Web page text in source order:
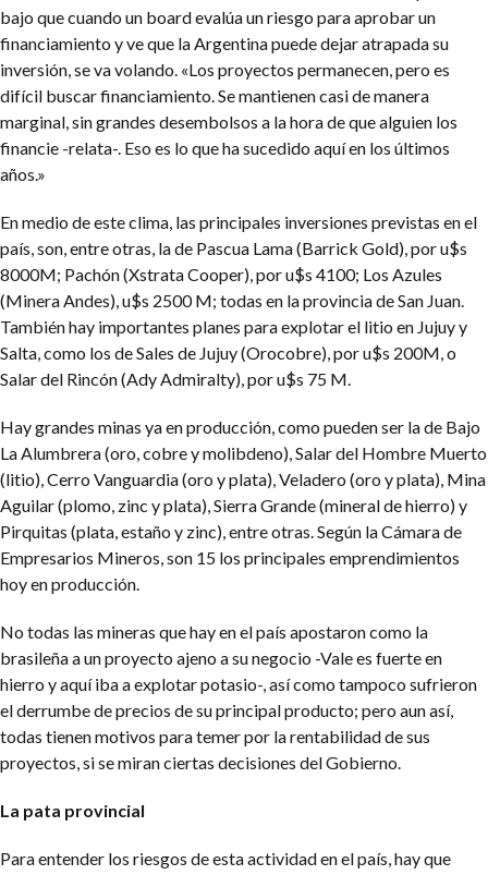
bajo que cuando un board evalúa un riesgo para aprobar un
financiamiento y ve que la Argentina puede dejar atrapada su
inversión, se va volando. «Los proyectos permanecen, pero es
difícil buscar financiamiento. Se mantienen casi de manera
marginal, sin grandes desembolsos a la hora de que alguien los
financie -relata-. Eso es lo que ha sucedido aquí en los últimos
años.»
En medio de este clima, las principales inversiones previstas en el
país, son, entre otras, la de Pascua Lama (Barrick Gold), por u$s
8000M; Pachón (Xstrata Cooper), por u$s 4100; Los Azules
(Minera Andes), u$s 2500 M; todas en la provincia de San Juan.
También hay importantes planes para explotar el litio en Jujuy y
Salta, como los de Sales de Jujuy (Orocobre), por u$s 200M, o
Salar del Rincón (Ady Admiralty), por u$s 75 M.
Hay grandes minas ya en producción, como pueden ser la de Bajo
La Alumbrera (oro, cobre y molibdeno), Salar del Hombre Muerto
(litio), Cerro Vanguardia (oro y plata), Veladero (oro y plata), Mina
Aguilar (plomo, zinc y plata), Sierra Grande (mineral de hierro) y
Pirquitas (plata, estaño y zinc), entre otras. Según la Cámara de
Empresarios Mineros, son 15 los principales emprendimientos
hoy en producción.
No todas las mineras que hay en el país apostaron como la
brasileña a un proyecto ajeno a su negocio -Vale es fuerte en
hierro y aquí iba a explotar potasio-, así como tampoco sufrieron
el derrumbe de precios de su principal producto; pero aun así,
todas tienen motivos para temer por la rentabilidad de sus
proyectos, si se miran ciertas decisiones del Gobierno.
La pata provincial
Para entender los riesgos de esta actividad en el país, hay que